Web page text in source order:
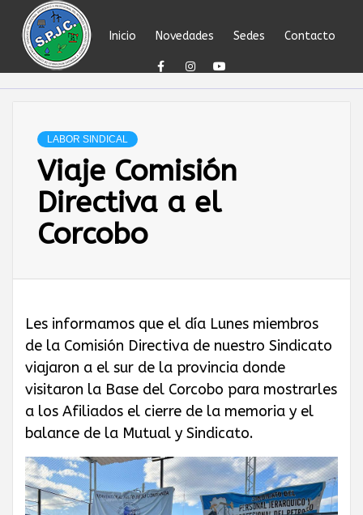
content
Inicio Novedades Sedes Contacto
SINDICATO DEL
PERSONAL
JERÁRQUICO Y
PROFESIONAL
DEL
PETRÓLEO,
GAS PRIVADO
Y QUÍMICOS DE
CUYO
LABOR SINDICAL
Viaje Comisión
Directiva a el
Corcobo
Les informamos que el día Lunes miembros
de la Comisión Directiva de nuestro Sindicato
viajaron a el sur de la provincia donde
visitaron la Base del Corcobo para mostrarles
a los Afiliados el cierre de la memoria y el
balance de la Mutual y Sindicato.